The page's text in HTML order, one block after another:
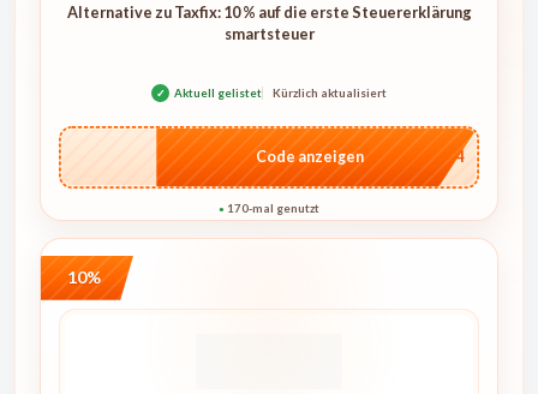
Alternative zu Taxfix: 10 % auf die erste Steuererklärung
smartsteuer
✓ Aktuell gelistet Kürzlich aktualisiert
…1744
Code anzeigen
● 170-mal genutzt
10%